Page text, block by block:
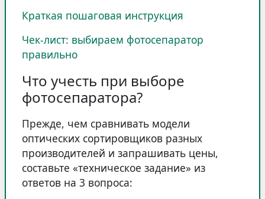
Краткая пошаговая инструкция
Чек-лист: выбираем фотосепаратор
правильно
Что учесть при выборе
фотосепаратора?
Прежде, чем сравнивать модели
оптических сортировщиков разных
производителей и запрашивать цены,
составьте «техническое задание» из
ответов на 3 вопроса: